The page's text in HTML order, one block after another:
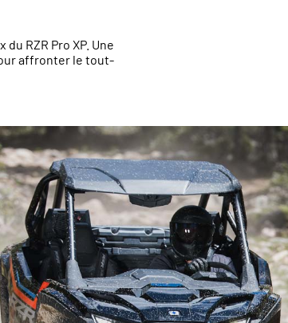
RZR Pro XP. Une
affronter le tout-